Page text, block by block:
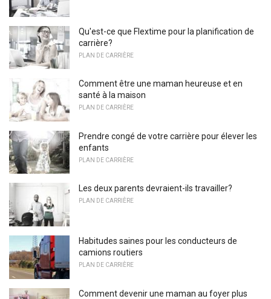
Qu'est-ce que Flextime pour la planification de
carrière?
PLAN DE CARRIÈRE
Comment être une maman heureuse et en
santé à la maison
PLAN DE CARRIÈRE
Prendre congé de votre carrière pour élever les
enfants
PLAN DE CARRIÈRE
Les deux parents devraient-ils travailler?
PLAN DE CARRIÈRE
Habitudes saines pour les conducteurs de
camions routiers
PLAN DE CARRIÈRE
Comment devenir une maman au foyer plus